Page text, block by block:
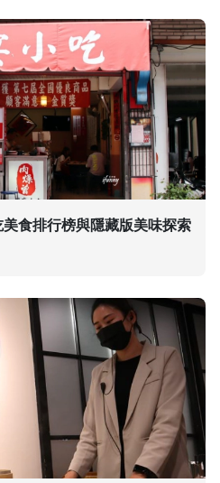
食排行榜與隱藏版美味探索